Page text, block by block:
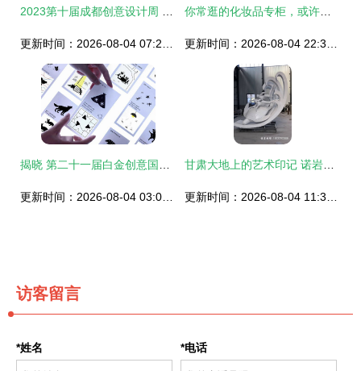
访客留言
*姓名 *电话